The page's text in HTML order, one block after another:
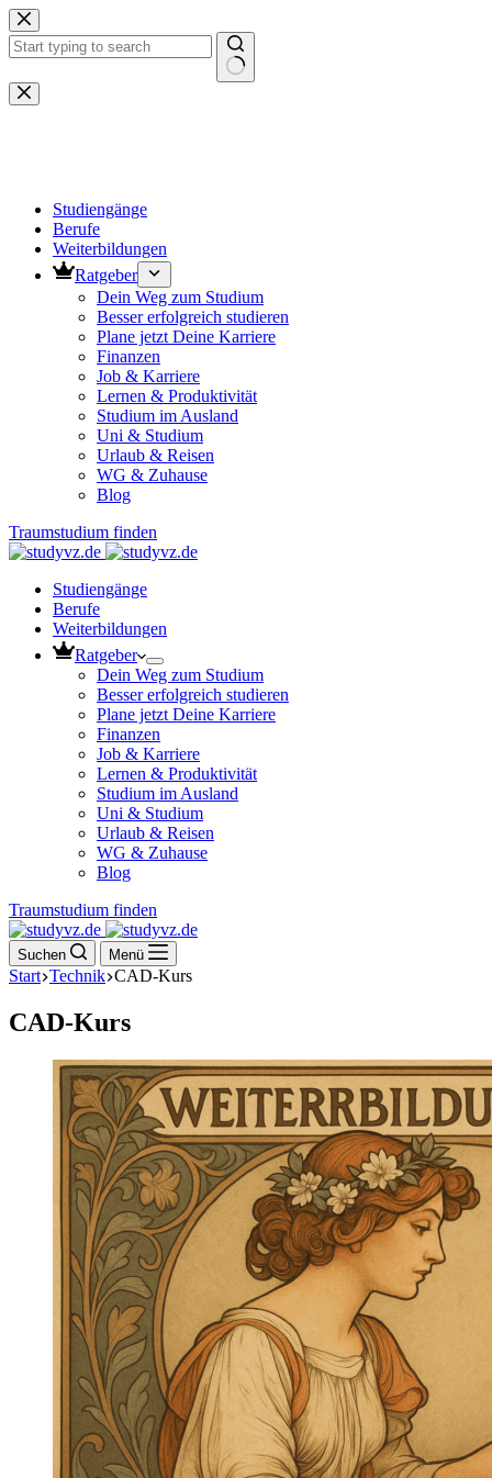
Zum
Inhalt
springen
Keine
Ergebnisse
Studiengänge
Berufe
Weiterbildungen
Ratgeber
Dein Weg zum Studium
Besser erfolgreich studieren
Plane jetzt Deine Karriere
Finanzen
Job & Karriere
Lernen & Produktivität
Studium im Ausland
Uni & Studium
Urlaub & Reisen
WG & Zuhause
Blog
Traumstudium finden
Studiengänge
Berufe
Weiterbildungen
Ratgeber
Dein Weg zum Studium
Besser erfolgreich studieren
Plane jetzt Deine Karriere
Finanzen
Job & Karriere
Lernen & Produktivität
Studium im Ausland
Uni & Studium
Urlaub & Reisen
WG & Zuhause
Blog
Traumstudium finden
Suchen Menü
Start Technik CAD-Kurs
CAD-Kurs